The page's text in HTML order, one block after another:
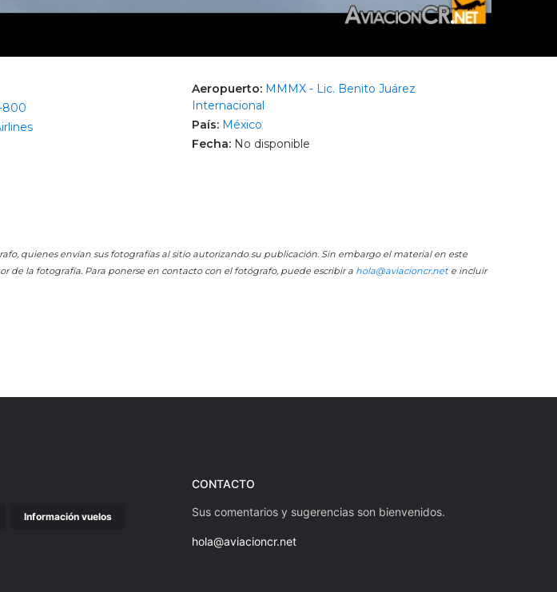
800
Aeropuerto: MMMX - Lic. Benito Juárez
Internacional
País: México
Fecha: No disponible
quienes envían sus fotografías al sitio autorizando su publicación. Sin embargo el material en este
la fotografía. Para ponerse en contacto con el fotógrafo, puede escribir a hola@aviacioncr.nete incluir
Información vuelos
CONTACTO
Sus comentarios y sugerencias son bienvenidos.
hola@aviacioncr.net